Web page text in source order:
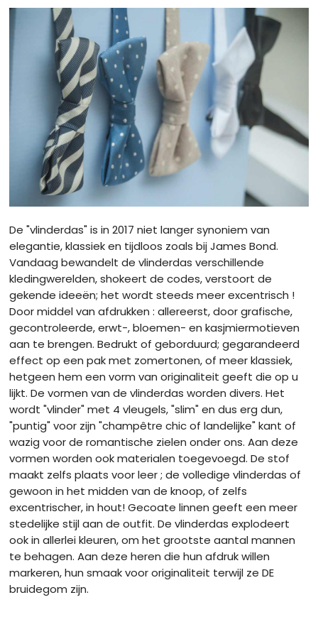
De "vlinderdas" is in 2017 niet langer synoniem van
elegantie, klassiek en tijdloos zoals bij James Bond.
Vandaag bewandelt de vlinderdas verschillende
kledingwerelden, shokeert de codes, verstoort de
gekende ideeën; het wordt steeds meer excentrisch !
Door middel van afdrukken : allereerst, door grafische,
gecontroleerde, erwt-, bloemen- en kasjmiermotieven
aan te brengen. Bedrukt of geborduurd; gegarandeerd
effect op een pak met zomertonen, of meer klassiek,
hetgeen hem een vorm van originaliteit geeft die op u
lijkt. De vormen van de vlinderdas worden divers. Het
wordt "vlinder" met 4 vleugels, "slim" en dus erg dun,
"puntig" voor zijn "champêtre chic of landelijke" kant of
wazig voor de romantische zielen onder ons. Aan deze
vormen worden ook materialen toegevoegd. De stof
maakt zelfs plaats voor leer ; de volledige vlinderdas of
gewoon in het midden van de knoop, of zelfs
excentrischer, in hout! Gecoate linnen geeft een meer
stedelijke stijl aan de outfit. De vlinderdas explodeert
ook in allerlei kleuren, om het grootste aantal mannen
te behagen. Aan deze heren die hun afdruk willen
markeren, hun smaak voor originaliteit terwijl ze DE
bruidegom zijn.